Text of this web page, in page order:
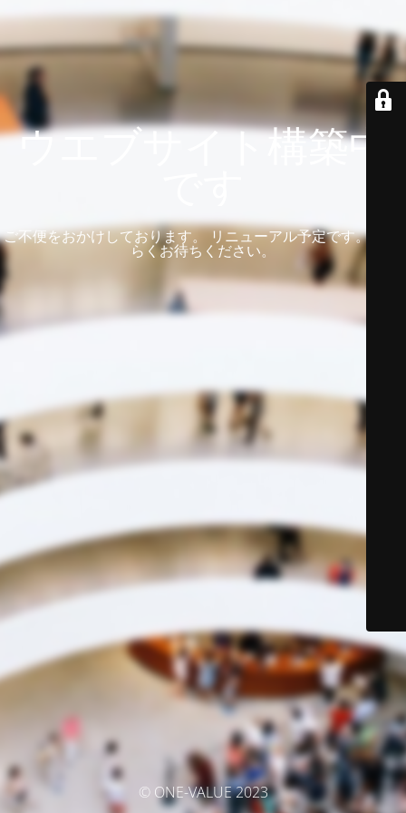
ウエブサイト構築中
ご不便をおかけしております。 リニューアル予定です。 しば
らくお待ちください。
© ONE-VALUE 2023